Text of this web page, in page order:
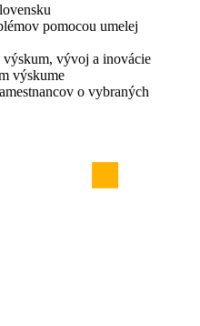
pomocou umelej
vývoj a inovácie
výskume
o vybraných